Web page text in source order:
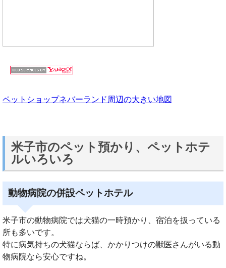
ペットショップネバーランド周辺の大きい地図
米子市のペット預かり、ペットホテ
ルいろいろ
動物病院の併設ペットホテル
米子市の動物病院では犬猫の一時預かり、宿泊を扱っている
所も多いです。
特に病気持ちの犬猫ならば、かかりつけの獣医さんがいる動
物病院なら安心ですね。